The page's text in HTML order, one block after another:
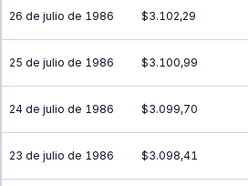
26 de julio de 1986 $3.102,29
25 de julio de 1986 $3.100,99
24 de julio de 1986 $3.099,70
23 de julio de 1986 $3.098,41